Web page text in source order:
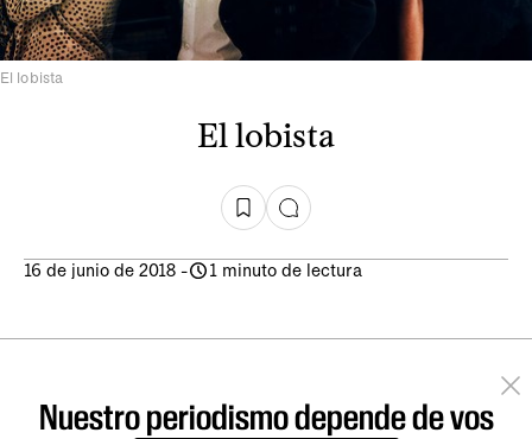
El lobista
El lobista
16 de junio de 2018 - 1 minuto de lectura
Nuestro periodismo depende de vos